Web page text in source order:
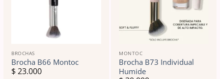
BROCHAS
Brocha B66 Montoc
$23.000
MONTOC
Brocha B73 Individual
Humide